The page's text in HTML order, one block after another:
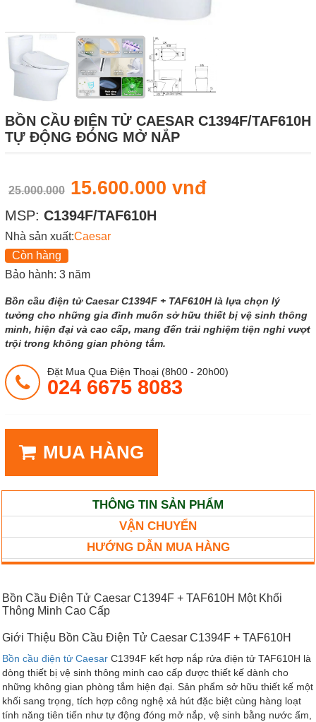
BỒN CẦU ĐIỆN TỬ CAESAR C1394F/TAF610H
TỰ ĐỘNG ĐÓNG MỞ NẮP
25.000.000 15.600.000 vnđ
MSP: C1394F/TAF610H
Nhà sản xuất:Caesar
Còn hàng
Bảo hành: 3 năm
Bồn cầu điện tử Caesar C1394F + TAF610H là lựa chọn lý
tưởng cho những gia đình muốn sở hữu thiết bị vệ sinh thông
minh, hiện đại và cao cấp, mang đến trải nghiệm tiện nghi vượt
trội trong không gian phòng tắm.
Đặt Mua Qua Điện Thoại (8h00 - 20h00)
024 6675 8083
MUA HÀNG
THÔNG TIN SẢN PHẨM
VẬN CHUYỂN
HƯỚNG DẪN MUA HÀNG
Bồn Cầu Điện Tử Caesar C1394F + TAF610H Một Khối
Thông Minh Cao Cấp
Giới Thiệu Bồn Cầu Điện Tử Caesar C1394F + TAF610H
Bồn cầu điện tử Caesar C1394F kết hợp nắp rửa điện tử TAF610H là
dòng thiết bị vệ sinh thông minh cao cấp được thiết kế dành cho
những không gian phòng tắm hiện đại. Sản phẩm sở hữu thiết kế một
khối sang trọng, tích hợp công nghệ xả hút đặc biệt cùng hàng loạt
tính năng tiên tiến như tự động đóng mở nắp, vệ sinh bằng nước ấm,